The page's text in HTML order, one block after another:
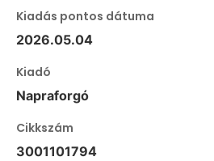
Kiadás pontos dátuma
2026.05.04
Kiadó
Napraforgó
Cikkszám
3001101794